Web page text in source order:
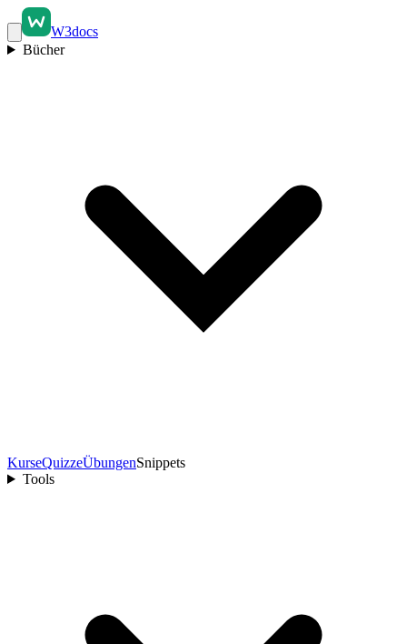
W3docs
Bücher
KurseQuizzeÜbungenSnippets
Tools